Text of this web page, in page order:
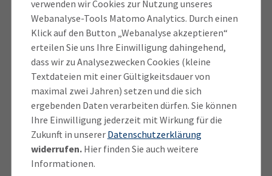
verwenden wir Cookies zur Nutzung unseres
Webanalyse-Tools Matomo Analytics. Durch einen
Klick auf den Button „Webanalyse akzeptieren“
erteilen Sie uns Ihre Einwilligung dahingehend,
dass wir zu Analysezwecken Cookies (kleine
Textdateien mit einer Gültigkeitsdauer von
maximal zwei Jahren) setzen und die sich
ergebenden Daten verarbeiten dürfen. Sie können
Ihre Einwilligung jederzeit mit Wirkung für die
Zukunft in unserer Datenschutzerklärung
widerrufen.Hier finden Sie auch weitere
Informationen.
über Planspiele, Schülerinnen- und
Schülerunternehmen, mit Treffen von
Geschäftsführerinnen und Unternehmerinnen als
Vorbilder sowie mit Besuchen von heimischen
Unternehmen", erklärt Obermeier-Osl nach dem
Treffen im Landtag. Die Vorsitzende des
Ausschusses, die zugleich Vizepräsidentin der IHK für
München und Oberbayern sowie Vorsitzende des IHK-
Regionalausschusses Altötting-Mühldorf ist, betont
zudem: "Nur jedes fünfte Start-up-Unternehmen wird
derzeit von einer Frau gegründet. Es gilt also die